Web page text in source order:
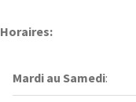
Horaires:
Mardi au Samedi: